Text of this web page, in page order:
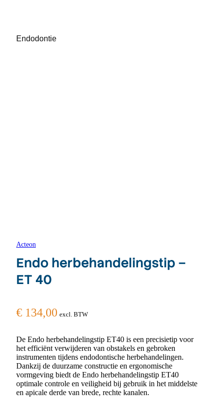
Endodontie
Acteon
Endo herbehandelingstip –
ET 40
€ 134,00 excl. BTW
De Endo herbehandelingstip ET40 is een precisietip voor
het efficiënt verwijderen van obstakels en gebroken
instrumenten tijdens endodontische herbehandelingen.
Dankzij de duurzame constructie en ergonomische
vormgeving biedt de Endo herbehandelingstip ET40
optimale controle en veiligheid bij gebruik in het middelste
en apicale derde van brede, rechte kanalen.